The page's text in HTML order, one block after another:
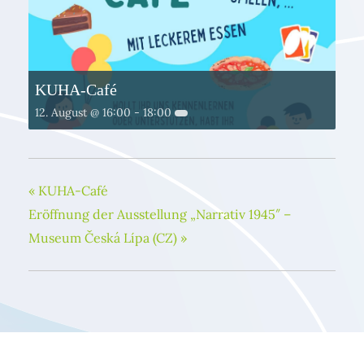
KUHA-Café
12. August @ 16:00 - 18:00
« KUHA-Café
Eröffnung der Ausstellung „Narrativ 1945″ –
Museum Česká Lípa (CZ) »